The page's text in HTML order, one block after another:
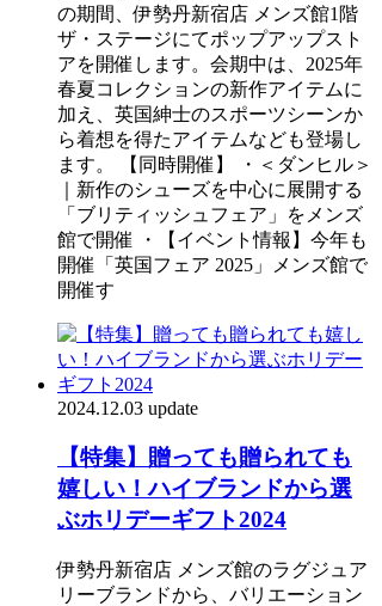
の期間、伊勢丹新宿店 メンズ館1階
ザ・ステージにてポップアップスト
アを開催します。会期中は、2025年
春夏コレクションの新作アイテムに
加え、英国紳士のスポーツシーンか
ら着想を得たアイテムなども登場し
ます。 【同時開催】 ・＜ダンヒル＞
｜新作のシューズを中心に展開する
「ブリティッシュフェア」をメンズ
館で開催 ・【イベント情報】今年も
開催「英国フェア 2025」メンズ館で
開催す
2024.12.03 update
【特集】贈っても贈られても
嬉しい！ハイブランドから選
ぶホリデーギフト2024
伊勢丹新宿店 メンズ館のラグジュア
リーブランドから、バリエーション